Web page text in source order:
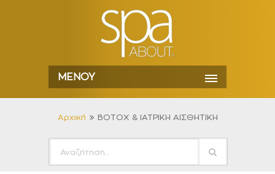
ΜΕΝΟΎ
Αρχική BΟΤΟΧ & ΙΑΤΡΙΚΗ ΑΙΣΘΗΤΙΚΗ